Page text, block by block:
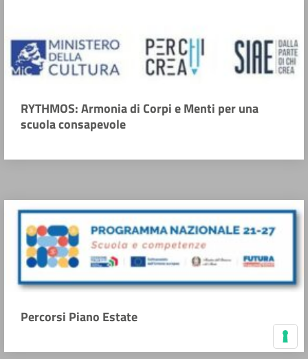
RYTHMOS: Armonia di Corpi e Menti per una
scuola consapevole
Percorsi Piano Estate
Le